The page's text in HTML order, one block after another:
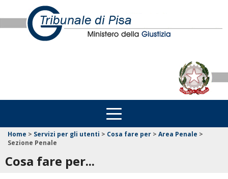
Home > Servizi per gli utenti > Cosa fare per > Area Penale >
Sezione Penale
Cosa fare per...